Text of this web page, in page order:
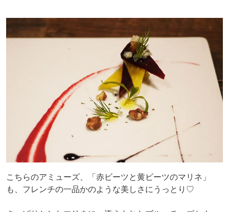
こちらのアミューズ、「赤ビーツと黄ビーツのマリネ」
も、フレンチの一品かのような美しさにうっとり♡